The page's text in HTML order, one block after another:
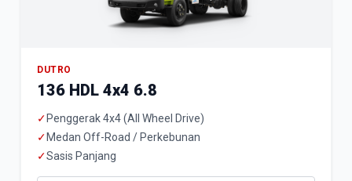
DUTRO
136 HDL 4x4 6.8
✓ Penggerak 4x4 (All Wheel Drive)
✓ Medan Off-Road / Perkebunan
✓Sasis Panjang